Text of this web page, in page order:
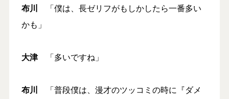
布川 「僕は、長ゼリフがもしかしたら一番多い
かも」
大津「多いですね」
布川 「普段僕は、漫才のツッコミの時に『ダメ